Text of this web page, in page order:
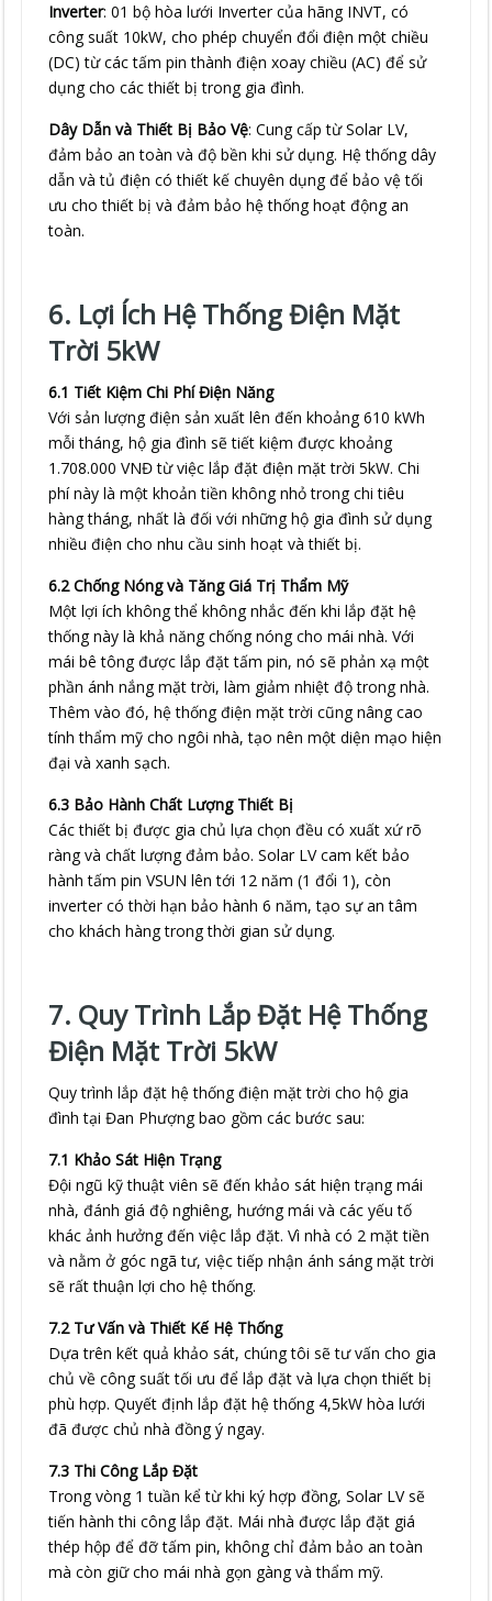
Inverter: 01 bộ hòa lưới Inverter của hãng INVT, có
công suất 10kW, cho phép chuyển đổi điện một chiều
(DC) từ các tấm pin thành điện xoay chiều (AC) để sử
dụng cho các thiết bị trong gia đình.
Dây Dẫn và Thiết Bị Bảo Vệ: Cung cấp từ Solar LV,
đảm bảo an toàn và độ bền khi sử dụng. Hệ thống dây
dẫn và tủ điện có thiết kế chuyên dụng để bảo vệ tối
ưu cho thiết bị và đảm bảo hệ thống hoạt động an
toàn.
6. Lợi Ích Hệ Thống Điện Mặt
Trời 5kW
6.1 Tiết Kiệm Chi Phí Điện Năng
Với sản lượng điện sản xuất lên đến khoảng 610 kWh
mỗi tháng, hộ gia đình sẽ tiết kiệm được khoảng
1.708.000 VNĐ từ việc lắp đặt điện mặt trời 5kW. Chi
phí này là một khoản tiền không nhỏ trong chi tiêu
hàng tháng, nhất là đối với những hộ gia đình sử dụng
nhiều điện cho nhu cầu sinh hoạt và thiết bị.
6.2 Chống Nóng và Tăng Giá Trị Thẩm Mỹ
Một lợi ích không thể không nhắc đến khi lắp đặt hệ
thống này là khả năng chống nóng cho mái nhà. Với
mái bê tông được lắp đặt tấm pin, nó sẽ phản xạ một
phần ánh nắng mặt trời, làm giảm nhiệt độ trong nhà.
Thêm vào đó, hệ thống điện mặt trời cũng nâng cao
tính thẩm mỹ cho ngôi nhà, tạo nên một diện mạo hiện
đại và xanh sạch.
6.3 Bảo Hành Chất Lượng Thiết Bị
Các thiết bị được gia chủ lựa chọn đều có xuất xứ rõ
ràng và chất lượng đảm bảo. Solar LV cam kết bảo
hành tấm pin VSUN lên tới 12 năm (1 đổi 1), còn
inverter có thời hạn bảo hành 6 năm, tạo sự an tâm
cho khách hàng trong thời gian sử dụng.
7. Quy Trình Lắp Đặt Hệ Thống
Điện Mặt Trời 5kW
Quy trình lắp đặt hệ thống điện mặt trời cho hộ gia
đình tại Đan Phượng bao gồm các bước sau:
7.1 Khảo Sát Hiện Trạng
Đội ngũ kỹ thuật viên sẽ đến khảo sát hiện trạng mái
nhà, đánh giá độ nghiêng, hướng mái và các yếu tố
khác ảnh hưởng đến việc lắp đặt. Vì nhà có 2 mặt tiền
và nằm ở góc ngã tư, việc tiếp nhận ánh sáng mặt trời
sẽ rất thuận lợi cho hệ thống.
7.2 Tư Vấn và Thiết Kế Hệ Thống
Dựa trên kết quả khảo sát, chúng tôi sẽ tư vấn cho gia
chủ về công suất tối ưu để lắp đặt và lựa chọn thiết bị
phù hợp. Quyết định lắp đặt hệ thống 4,5kW hòa lưới
đã được chủ nhà đồng ý ngay.
7.3 Thi Công Lắp Đặt
Trong vòng 1 tuần kể từ khi ký hợp đồng, Solar LV sẽ
tiến hành thi công lắp đặt. Mái nhà được lắp đặt giá
thép hộp để đỡ tấm pin, không chỉ đảm bảo an toàn
mà còn giữ cho mái nhà gọn gàng và thẩm mỹ.